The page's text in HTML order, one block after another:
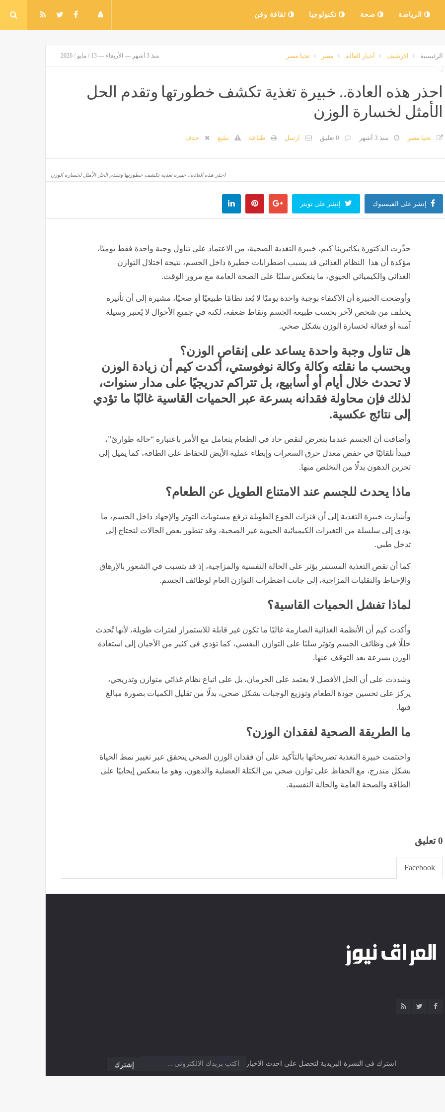
الرياضة صحة تكنولوجيا ثقافة وفن
الرئيسية الارشيف أخبار العالم مصر تحيا مصر منذ 3 أشهر — الأربعاء — 13 / مايو / 2026
احذر هذه العادة.. خبيرة تغذية تكشف خطورتها وتقدم الحل
الأمثل لخسارة الوزن
تحيا مصر منذ 3 أشهر 0 تعليق ارسل طباعة تبليغ حذف
احذر هذه العادة.. خبيرة تغذية تكشف خطورتها وتقدم الحل الأمثل لخسارة الوزن
إنشر على الفيسبوك إنشر على تويتر
حذّرت الدكتورة يكاتيرينا كيم، خبيرة التغذية الصحية، من الاعتماد على تناول وجبة واحدة فقط يوميًا،
مؤكدة أن هذا النظام الغذائي قد يسبب اضطرابات خطيرة داخل الجسم، نتيجة اختلال التوازن
الغذائي والكيميائي الحيوي، ما ينعكس سلبًا على الصحة العامة مع مرور الوقت.
وأوضحت الخبيرة أن الاكتفاء بوجبة واحدة يوميًا لا يُعد نظامًا طبيعيًا أو صحيًا، مشيرة إلى أن تأثيره
يختلف من شخص لآخر بحسب طبيعة الجسم ونقاط ضعفه، لكنه في جميع الأحوال لا يُعتبر وسيلة
آمنة أو فعالة لخسارة الوزن بشكل صحي.
هل تناول وجبة واحدة يساعد على إنقاص الوزن؟
وبحسب ما نقلته وكالة وكالة نوفوستي، أكدت كيم أن زيادة الوزن
لا تحدث خلال أيام أو أسابيع، بل تتراكم تدريجيًا على مدار سنوات،
لذلك فإن محاولة فقدانه بسرعة عبر الحميات القاسية غالبًا ما تؤدي
إلى نتائج عكسية.
وأضافت أن الجسم عندما يتعرض لنقص حاد في الطعام يتعامل مع الأمر باعتباره “حالة طوارئ”،
فيبدأ تلقائيًا في خفض معدل حرق السعرات وإبطاء عملية الأيض للحفاظ على الطاقة، كما يميل إلى
تخزين الدهون بدلًا من التخلص منها.
ماذا يحدث للجسم عند الامتناع الطويل عن الطعام؟
وأشارت خبيرة التغذية إلى أن فترات الجوع الطويلة ترفع مستويات التوتر والإجهاد داخل الجسم، ما
يؤدي إلى سلسلة من التغيرات الكيميائية الحيوية غير الصحية، وقد تتطور بعض الحالات لتحتاج إلى
تدخل طبي.
كما أن نقص التغذية المستمر يؤثر على الحالة النفسية والمزاجية، إذ قد يتسبب في الشعور بالإرهاق
والإحباط والتقلبات المزاجية، إلى جانب اضطراب التوازن العام لوظائف الجسم.
لماذا تفشل الحميات القاسية؟
وأكدت كيم أن الأنظمة الغذائية الصارمة غالبًا ما تكون غير قابلة للاستمرار لفترات طويلة، لأنها تُحدث
خللًا في وظائف الجسم وتؤثر سلبًا على التوازن النفسي، كما تؤدي في كثير من الأحيان إلى استعادة
الوزن بسرعة بعد التوقف عنها.
وشددت على أن الحل الأفضل لا يعتمد على الحرمان، بل على اتباع نظام غذائي متوازن وتدريجي،
يركز على تحسين جودة الطعام وتوزيع الوجبات بشكل صحي، بدلًا من تقليل الكميات بصورة مبالغ
فيها.
ما الطريقة الصحية لفقدان الوزن؟
واختتمت خبيرة التغذية تصريحاتها بالتأكيد على أن فقدان الوزن الصحي يتحقق عبر تغيير نمط الحياة
بشكل متدرج، مع الحفاظ على توازن صحي بين الكتلة العضلية والدهون، وهو ما ينعكس إيجابيًا على
الطاقة والصحة العامة والحالة النفسية.
0 تعليق
Facebook
اشترك فى النشرة البريدية لتحصل على احدث الاخبار